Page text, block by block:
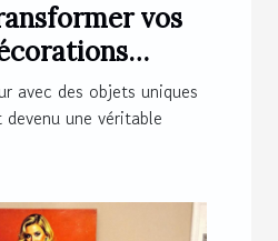
vos
originales ?
avec des objets uniques
une véritable